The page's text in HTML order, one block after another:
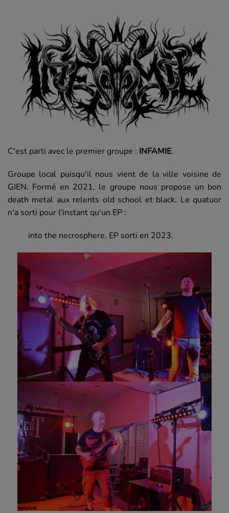
C'est parti avec le premier groupe : INFAMIE.
Groupe local puisqu'il nous vient de la ville voisine de
GIEN. Formé en 2021, le groupe nous propose un bon
death metal aux relents old school et black. Le quatuor
n'a sorti pour l'instant qu'un EP :
into the necrosphere, EP sorti en 2023.